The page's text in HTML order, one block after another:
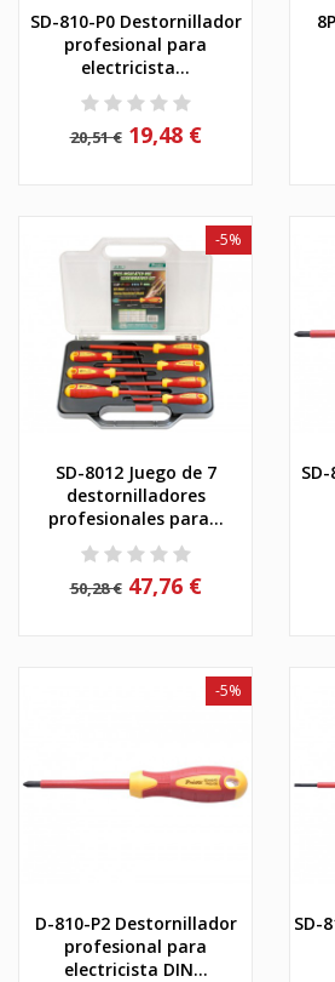
SD-810-P0 Destornillador
profesional para
electricista...
20,51 € 19,48 €
SD-8012 Juego de 7
destornilladores
profesionales para...
50,28 €
-5%
47,76 €
D-810-P2 Destornillador
profesional para
electricista DIN...
-5%
SD-